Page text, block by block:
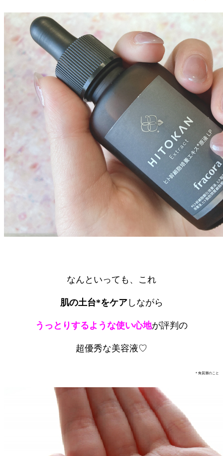
なんといっても、これ
肌の土台*をケアしながら
うっとりするような使い心地が評判の
超優秀な美容液♡
＊角質層のこと